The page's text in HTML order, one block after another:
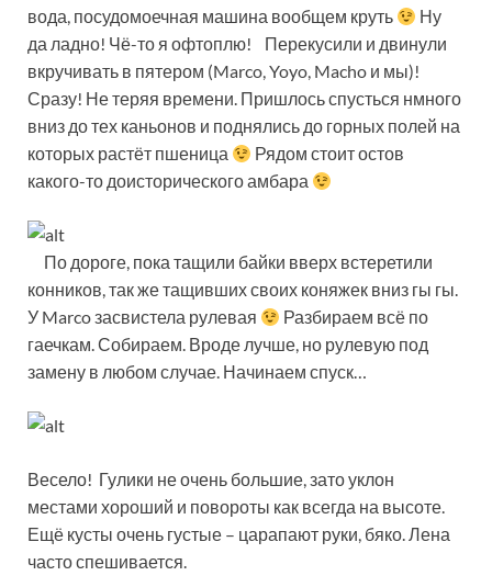
вода, посудомоечная машина вообщем круть
Ну
да ладно! Чё-то я офтоплю! Перекусили и двинули
вкручивать в пятером (Marco, Yoyo, Macho и мы)!
Сразу! Не теряя времени. Пришлось спусться нмного
вниз до тех каньонов и поднялись до горных полей на
которых растёт пшеница
Рядом стоит остов
какого-то доисторического амбара
По дороге, пока тащили байки вверх встеретили
конников, так же тащивших своих коняжек вниз гы гы.
У Marco засвистела рулевая
Разбираем всё по
гаечкам. Собираем. Вроде лучше, но рулевую под
замену в любом случае. Начинаем спуск…
Весело! Гулики не очень большие, зато уклон
местами хороший и повороты как всегда на высоте.
Ещё кусты очень густые – царапают руки, бяко. Лена
часто спешивается.